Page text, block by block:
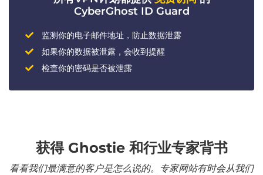
CyberGhost ID Guard
监测你的电子邮件地址，防止数据泄露
如果你的数据被泄露，会收到提醒
检查你的密码是否被泄露
获得 Ghostie 和行业专家背书
看看我们最满意的客户是怎么说的。专家网站有时会从我们